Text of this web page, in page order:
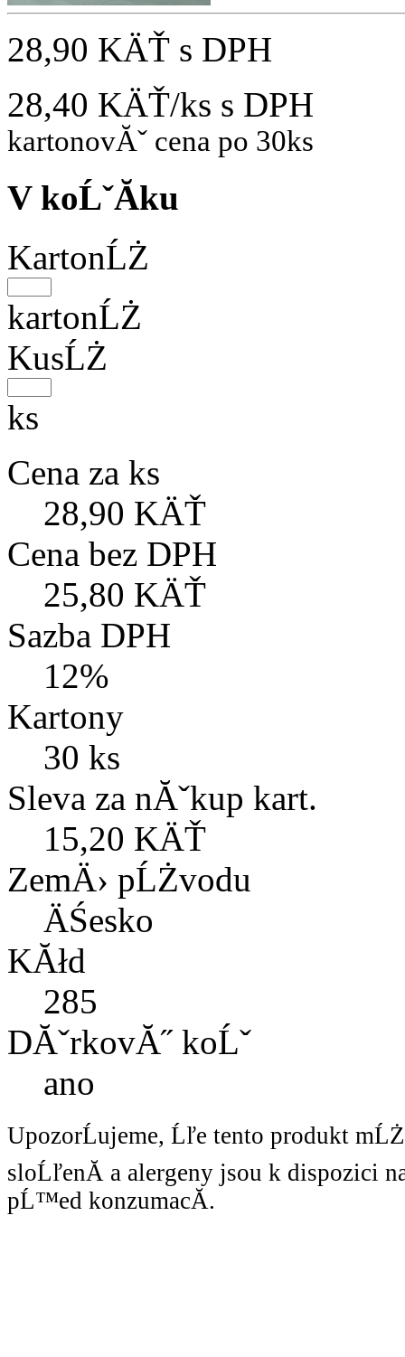
28,90 KÄŤ s DPH
28,40 KÄŤ/ks s DPH
kartonovĂˇ cena po 30ks
V koĹˇĂ­ku
KartonĹŻ
kartonĹŻ
KusĹŻ
ks
Cena za ks
28,90 KÄŤ
Cena bez DPH
25,80 KÄŤ
Sazba DPH
12%
Kartony
30 ks
Sleva za nĂˇkup kart.
15,20 KÄŤ
ZemÄ› pĹŻvodu
ÄŚesko
KĂłd
285
DĂˇrkovĂ˝ koĹˇ
ano
UpozorĹujeme, Ĺľe tento produkt
sloĹľenĂ­ a alergeny jsou k dispozici
pĹ™ed konzumacĂ­.